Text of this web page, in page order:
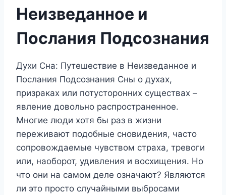
Неизведанное и
Послания Подсознания
Духи Сна: Путешествие в Неизведанное и
Послания Подсознания Сны о духах,
призраках или потусторонних существах –
явление довольно распространенное.
Многие люди хотя бы раз в жизни
переживают подобные сновидения, часто
сопровождаемые чувством страха, тревоги
или, наоборот, удивления и восхищения. Но
что они на самом деле означают? Являются
ли это просто случайными выбросами